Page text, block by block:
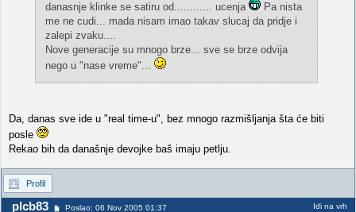
danasnje klinke se satiru od............ ucenja
Pa nista
me ne cudi... mada nisam imao takav slucaj da pridje i
zalepi zvaku....
Nove generacije su mnogo brze... sve se brze odvija
nego u "nase vreme"...
Da, danas sve ide u "real time-u", bez mnogo razmišljanja šta će biti
posle
Rekao bih da današnje devojke baš imaju petlju.
Profil
plcb83 Poslao: 06 Nov 2005 01:37 Idi na vrh